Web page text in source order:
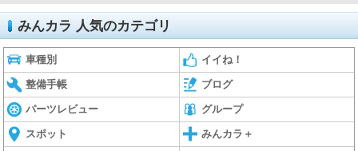
みんカラ 人気のカテゴリ
車種別 イイね！
整備手帳 ブログ
パーツレビュー グループ
スポット みんカラ＋